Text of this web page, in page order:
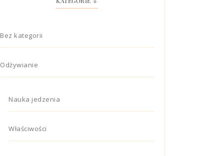
Bez kategorii
Odżywianie
Nauka jedzenia
Właściwości